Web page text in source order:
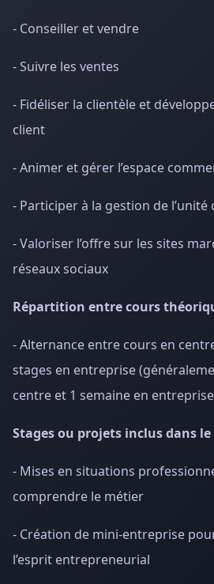
- Conseiller et vendre
- Suivre les ventes
- Fidéliser la clientèle et
client
- Animer et gérer l’espace
- Participer à la gestion de
- Valoriser l’offre sur les sites
réseaux sociaux
Répartition entre cours
- Alternance entre cours en
stages en entreprise
centre et 1 semaine en
Stages ou projets inclus dans
- Mises en situations
comprendre le métier
- Création de mini-entreprise
l’esprit entrepreneurial